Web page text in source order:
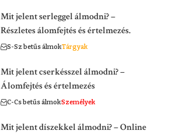
Mit jelent serleggel álmodni? –
Részletes álomfejtés és értelmezés.
S-Sz betűs álmokTárgyak
Mit jelent cserkésszel álmodni? –
Álomfejtés és értelmezés
C-Cs betűs álmokSzemélyek
Mit jelent díszekkel álmodni? – Online